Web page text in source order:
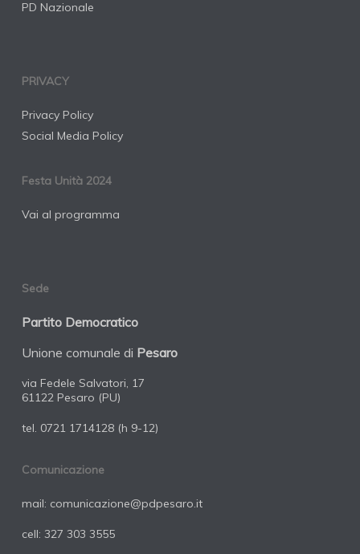
PD Nazionale
PRIVACY
Privacy Policy
Social Media Policy
Festa Unità 2024
Vai al programma
Sede
Partito Democratico
Unione comunale di Pesaro
via Fedele Salvatori, 17
61122 Pesaro (PU)
tel. 0721 1714128(h 9-12)
Comunicazione
mail: comunicazione@pdpesaro.it
cell: 327 303 3555